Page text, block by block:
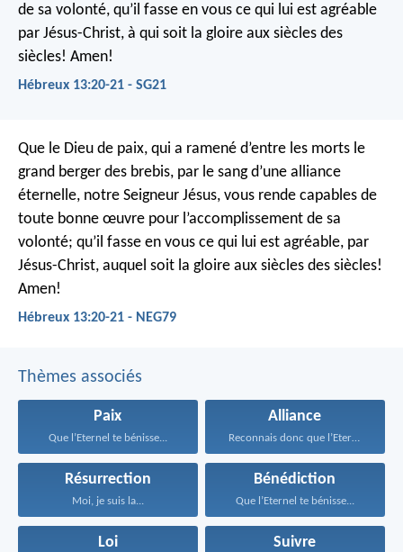
de sa volonté, qu’il fasse en vous ce qui lui est agréable
par Jésus-Christ, à qui soit la gloire aux siècles des
siècles! Amen!
Hébreux 13:20-21 - SG21
Que le Dieu de paix, qui a ramené d’entre les morts le
grand berger des brebis, par le sang d’une alliance
éternelle, notre Seigneur Jésus, vous rende capables de
toute bonne œuvre pour l’accomplissement de sa
volonté; qu’il fasse en vous ce qui lui est agréable, par
Jésus-Christ, auquel soit la gloire aux siècles des siècles!
Amen!
Hébreux 13:20-21 - NEG79
Thèmes associés
Paix
Que l’Eternel te bénisse...
Alliance
Reconnais donc que l’Eternel...
Résurrection
Moi, je suis la...
Bénédiction
Que l’Eternel te bénisse...
Loi Suivre